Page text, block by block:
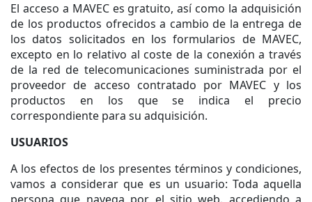
El acceso a MAVEC es gratuito, así como la adquisición
de los productos ofrecidos a cambio de la entrega de
los datos solicitados en los formularios de MAVEC,
excepto en lo relativo al coste de la conexión a través
de la red de telecomunicaciones suministrada por el
proveedor de acceso contratado por MAVEC y los
productos en los que se indica el precio
correspondiente para su adquisición.
USUARIOS
A los efectos de los presentes términos y condiciones,
vamos a considerar que es un usuario: Toda aquella